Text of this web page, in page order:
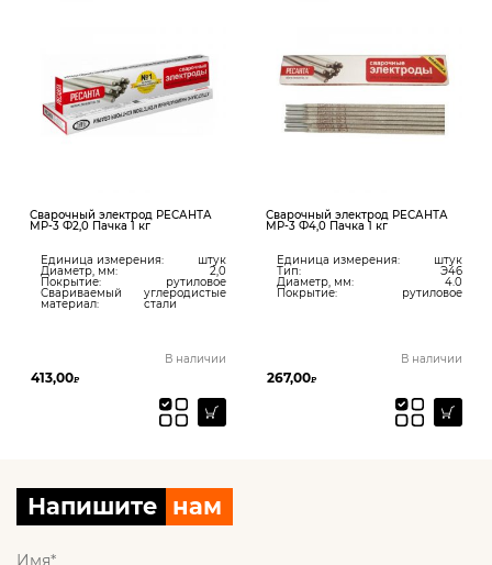
Сварочный электрод РЕСАНТА
МР-3 Ф2,0 Пачка 1 кг
Единица измерения: штук
Диаметр, мм: 2,0
Покрытие: рутиловое
Свариваемый
материал:
углеродистые
стали
В наличии
413,00₽
Сварочный электрод РЕСАНТА
МР-3 Ф4,0 Пачка 1 кг
Единица измерения: штук
Тип: Э46
Диаметр, мм: 4.0
Покрытие: рутиловое
В наличии
267,00₽
Напишите нам